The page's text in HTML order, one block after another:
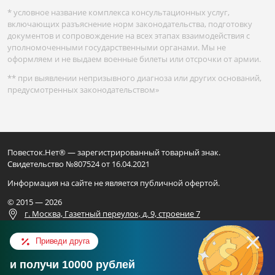
Приведи друга
и получи 10000 рублей
* условное название комплекса консультационных услуг,
включающих разъяснение норм законодательства, подготовку
документов и сопровождение на всех этапах взаимодействия с
уполномоченными государственными органами. Мы не
оформляем и не выдаем военные билеты или отсрочки от армии.
** при выявлении непризывного диагноза или других оснований,
предусмотренных законодательством»
ОГРН 325169000248801
г. Москва, Газетный переулок, д. 9, строение 7
Для официальных запросов
Повесток.Нет® — зарегистрированный товарный знак.
Свидетельство №807524 от 16.04.2021
Информация на сайте не является публичной офертой.
© 2015 — 2026